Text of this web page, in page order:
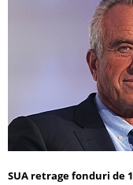
SUA retrage fonduri de